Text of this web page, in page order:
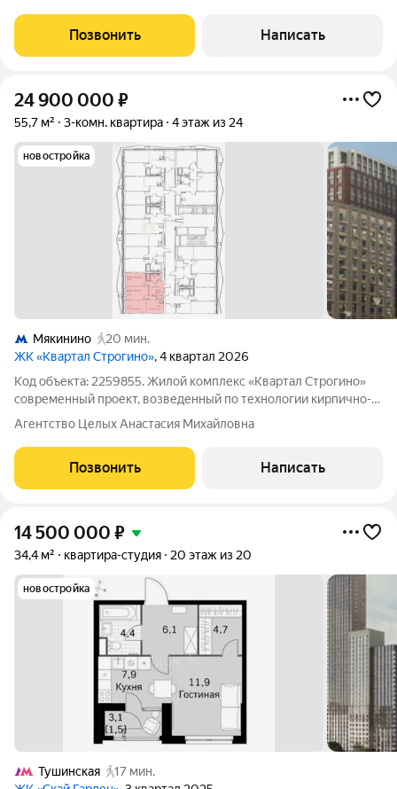
квартиру, которая сочетает в себе простор и приватность
загородного дома с престижем и
Позвонить Написать
24 900 000 ₽
55,7 м² 3-комн. квартира 4 этаж из 24
новостройка
Мякинино
20 мин.
ЖК «Квартал Строгино», 4 квартал 2026
Код объекта: 2259855. Жилой комплекс «Квартал Строгино»
современный проект, возведенный по технологии кирпично-
монолитного строительства с комбинированными фасадами.
Первые этажи здания отведены под коммерческие
помещения. В проекте представлены
Агентство Целых Анастасия Михайловна
Позвонить Написать
14 500 000 ₽
34,4 м² квартира-студия 20 этаж из 20
новостройка
Тушинская
17 мин.